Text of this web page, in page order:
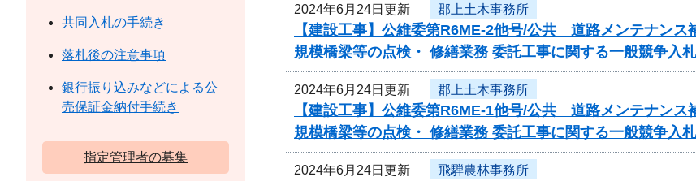
2024年6月24日更新 郡上土木事務所
【建設工事】公維委第R6ME-2他号/公共 道路メンテナン
規模橋梁等の点検・ 修繕業務 委託工事に関する一般競争入
2024年6月24日更新 郡上土木事務所
【建設工事】公維委第R6ME-1他号/公共 道路メンテナン
規模橋梁等の点検・ 修繕業務 委託工事に関する一般競争入
2024年6月24日更新 飛騨農林事務所
共同入札の手続き
落札後の注意事項
銀行振り込みなどによる公
売保証金納付手続き
指定管理者の募集